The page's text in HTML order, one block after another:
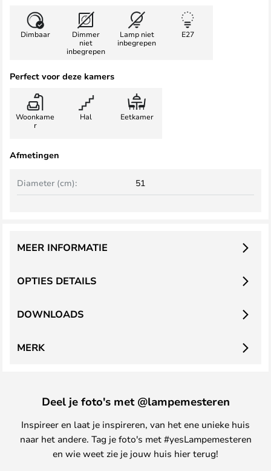
Dimbaar
Dimmer
niet
inbegrepen
Lamp niet
inbegrepen
E27
Perfect voor deze kamers
Woonkame
r
Hal Eetkamer
Afmetingen
Diameter (cm): 51
OPTIES DETAILS
MEER INFORMATIE
DOWNLOADS
MERK
Deel je foto's met @lampemesteren
Inspireer en laat je inspireren, van het ene unieke huis
naar het andere. Tag je foto's met #yesLampemesteren
en wie weet zie je jouw huis hier terug!